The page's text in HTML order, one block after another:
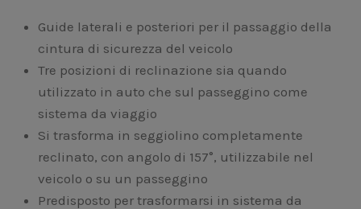
Guide laterali e posteriori per il passaggio della
cintura di sicurezza del veicolo
Tre posizioni di reclinazione sia quando
utilizzato in auto che sul passeggino come
sistema da viaggio
Si trasforma in seggiolino completamente
reclinato, con angolo di 157°, utilizzabile nel
veicolo o su un passeggino
Predisposto per trasformarsi in sistema da